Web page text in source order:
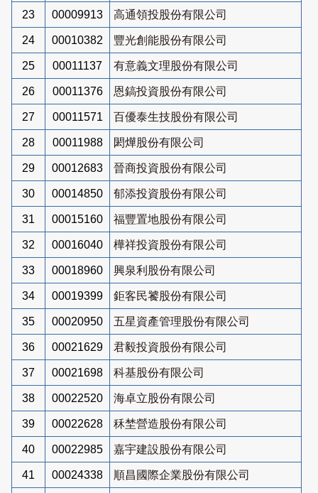
23 00009913 高通領投股份有限公司
24 00010382 豐光創能股份有限公司
25 00011137 有意義文理股份有限公司
26 00011376 恩鎬投資股份有限公司
27 00011571 百優泰生技股份有限公司
28 00011988 閎燁股份有限公司
29 00012683 晉商投資股份有限公司
30 00014850 郁添投資股份有限公司
31 00015160 福豐置地股份有限公司
32 00016040 樺祥投資股份有限公司
33 00018960 興泉利股份有限公司
34 00019399 鉅客民饕股份有限公司
35 00020950 五星資產管理股份有限公司
36 00021629 君毅投資股份有限公司
37 00021698 科基股份有限公司
38 00022520 海卓立股份有限公司
39 00022628 秝埜營造股份有限公司
40 00022985 嘉宇建設股份有限公司
41 00024338 順昌國際企業股份有限公司